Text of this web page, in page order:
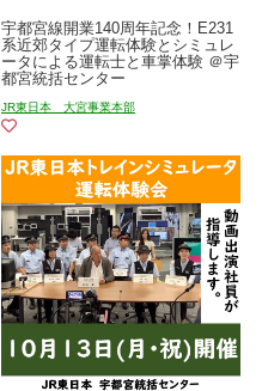
宇都宮線開業140周年記念！E231
系近郊タイプ運転体験とシミュレ
ータによる運転士と車掌体験 ＠宇
都宮統括センター
JR東日本 大宮事業本部